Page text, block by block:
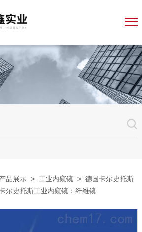
产品展示 > 工业内窥镜 >德国卡尔史托斯
尔史托斯工业内窥镜：纤维镜